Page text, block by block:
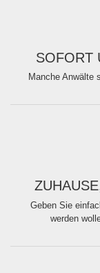
SOFORT
Manche Anwälte
Geben Sie
werden